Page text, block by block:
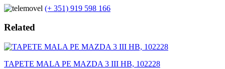
(+ 351) 919 598 166
Related
TAPETE MALA PE MAZDA 3 III HB, 102228